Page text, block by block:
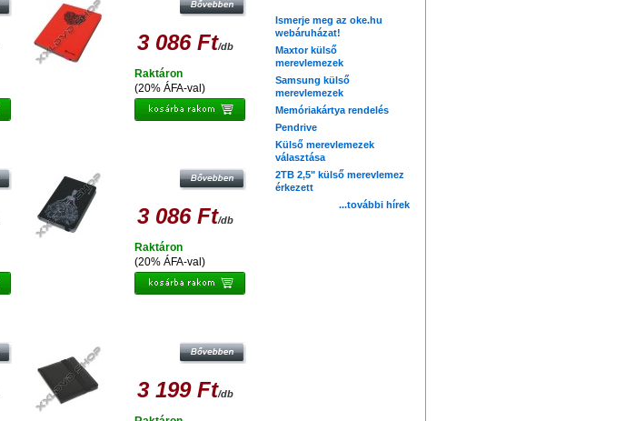
3 086 Ft/db
(20% ÁFA-val)
Raktáron
3 086 Ft/db
(20% ÁFA-val)
Raktáron
3 199 Ft/db
Ismerje meg az oke.hu
webáruházat!
Maxtor külső
merevlemezek
Samsung külső
merevlemezek
Memóriakártya rendelés
Pendrive
Külső merevlemezek
választása
2TB 2,5" külső merevlemez
érkezett
...további hírek